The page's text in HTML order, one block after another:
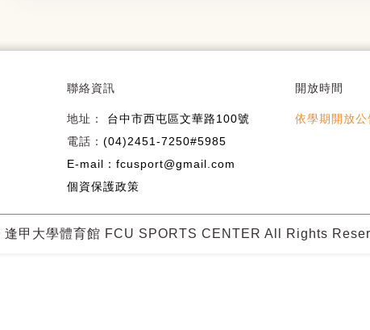
聯絡資訊
地址： 台中市西屯區文華路100號
電話： (04)2451-7250#5985
E-mail：fcusport@gmail.com
個資保護政策
開放時間
依學期開放公
甲大學體育館 FCU SPORTS CENTER All Rights